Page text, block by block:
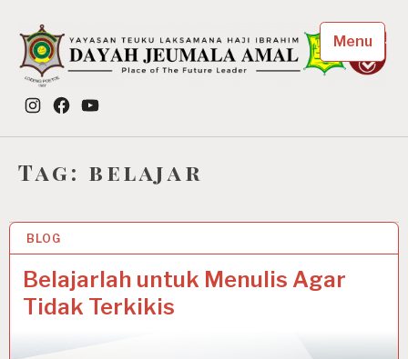
content
Dayah Jeumala Amal
Place of The Future Leader
Instagram
FacebookYouTube
Menu
Tag: belajar
BLOG
Belajarlah untuk Menulis Agar
Tidak Terkikis
6 JUL 2021